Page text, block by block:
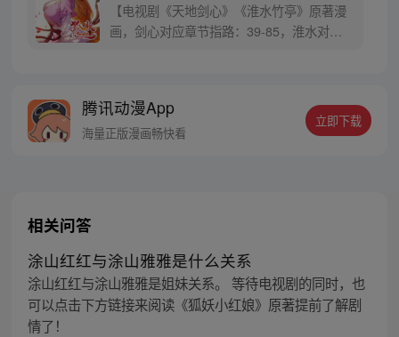
【电视剧《天地剑心》《淮水竹亭》原著漫
画，剑心对应章节指路：39-85，淮水对应
腾讯动漫App
海量正版漫画畅快看
立即下载
相关问答
涂山红红与涂山雅雅是什么关系
涂山红红与涂山雅雅是姐妹关系。 等待电视剧的同时，也
可以点击下方链接来阅读《狐妖小红娘》原著提前了解剧
情了！